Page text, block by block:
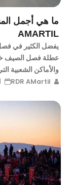
ما هي أجمل
AMARTIL
يفضل الكثير في
عطلة فصل الصيف
والأماكن الشعبية